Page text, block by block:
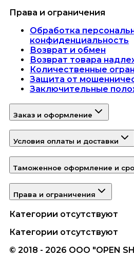
Права и ограничения
Обработка
конфиденциальность
Возврат и обмен
Возврат товара
Количественные
Защита от
Заключительные
Заказ и оформление
Условия оплаты и доставки
Таможенное оформление и
Права и ограничения
Категории отсутствуют
Категории отсутствуют
© 2018 - 2026 ООО "OPEN